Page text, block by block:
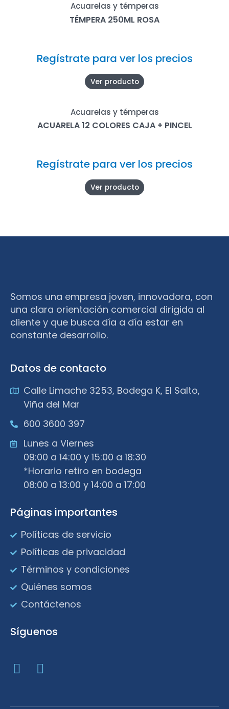
Acuarelas y témperas
TÉMPERA 250ML ROSA
Regístrate para ver los precios
Ver producto
Acuarelas y témperas
ACUARELA 12 COLORES CAJA + PINCEL
Regístrate para ver los precios
Ver producto
Somos una empresa joven, innovadora, con
una clara orientación comercial dirigida al
cliente y que busca día a día estar en
constante desarrollo.
Datos de contacto
Calle Limache 3253, Bodega K, El Salto,
Viña del Mar
600 3600 397
Lunes a Viernes
09:00 a 14:00 y 15:00 a 18:30
*Horario retiro en bodega
08:00 a 13:00 y 14:00 a 17:00
Páginas importantes
Políticas de servicio
Políticas de privacidad
Términos y condiciones
Quiénes somos
Contáctenos
Síguenos